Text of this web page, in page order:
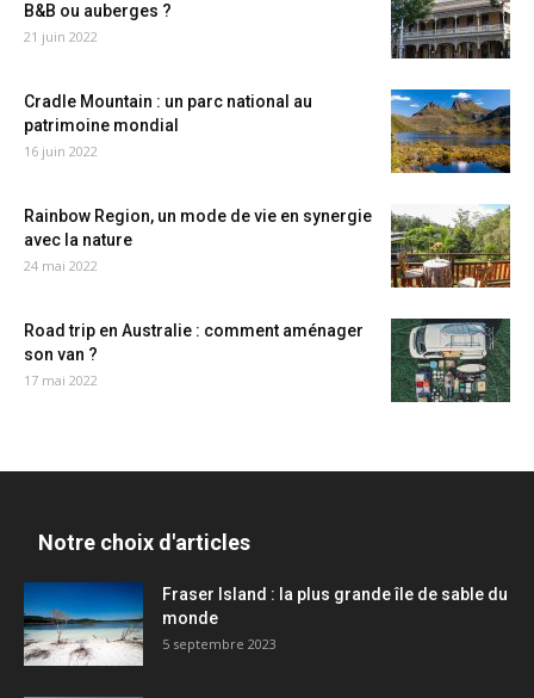
B&B ou auberges ?
21 juin 2022
Cradle Mountain : un parc national au
patrimoine mondial
16 juin 2022
Rainbow Region, un mode de vie en synergie
avec la nature
24 mai 2022
Road trip en Australie : comment aménager
son van ?
17 mai 2022
Notre choix d'articles
Fraser Island : la plus grande île de sable du
monde
5 septembre 2023